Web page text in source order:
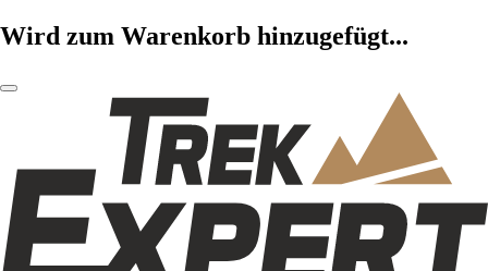
Wird zum Warenkorb hinzugefügt...